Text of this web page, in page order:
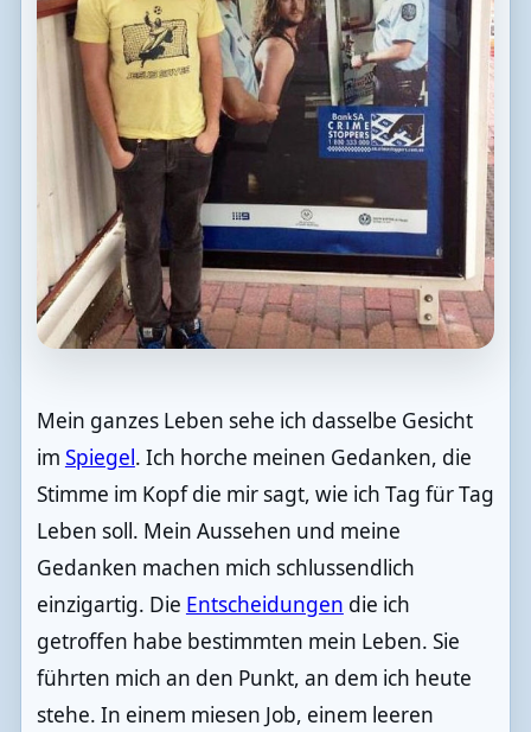
Mein ganzes Leben sehe ich dasselbe Gesicht
im Spiegel. Ich horche meinen Gedanken, die
Stimme im Kopf die mir sagt, wie ich Tag für Tag
Leben soll. Mein Aussehen und meine
Gedanken machen mich schlussendlich
einzigartig. Die Entscheidungen die ich
getroffen habe bestimmten mein Leben. Sie
führten mich an den Punkt, an dem ich heute
stehe. In einem miesen Job, einem leeren